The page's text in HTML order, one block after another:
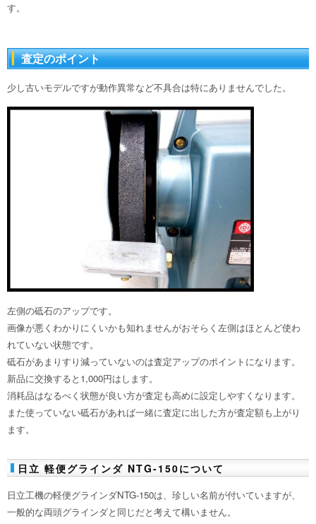
す。
査定のポイント
少し古いモデルですが動作異常など不具合は特にありませんでした。
左側の砥石のアップです。
画像が悪くわかりにくいかも知れませんがおそらく左側はほとんど使わ
れていない状態です。
砥石があまりすり減っていないのは査定アップのポイントになります。
新品に交換すると1,000円はします。
消耗品はなるべく状態が良い方が査定も高めに設定しやすくなります。
また使っていない砥石があれば一緒に査定に出した方が査定額も上がり
ます。
日立 軽便グラインダ NTG-150について
日立工機の軽便グラインダNTG-150は、珍しい名前が付いていますが、
一般的な両頭グラインダと同じだと考えて構いません。